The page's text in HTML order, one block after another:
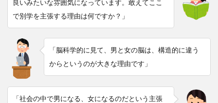
良いみたいな雰囲気になっています。敢えてここ
で別学を主張する理由は何ですか？」
「脳科学的に見て、男と女の脳は、構造的に違う
からというのが大きな理由です」
「社会の中で男になる、女になるのだという主張